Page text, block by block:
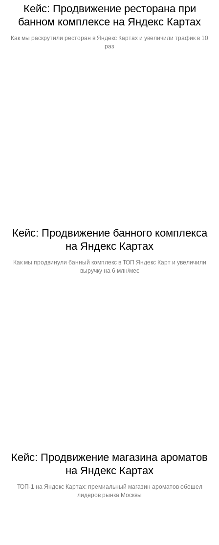
Кейс: Продвижение ресторана при
банном комплексе на Яндекс Картах
Как мы раскрутили ресторан в Яндекс Картах и увеличили трафик в 10
раз
Кейс: Продвижение банного комплекса
на Яндекс Картах
Как мы продвинули банный комплекс в ТОП Яндекс Карт и увеличили
выручку на 6 млн/мес
Кейс: Продвижение магазина ароматов
на Яндекс Картах
ТОП-1 на Яндекс Картах: премиальный магазин ароматов обошел
лидеров рынка Москвы